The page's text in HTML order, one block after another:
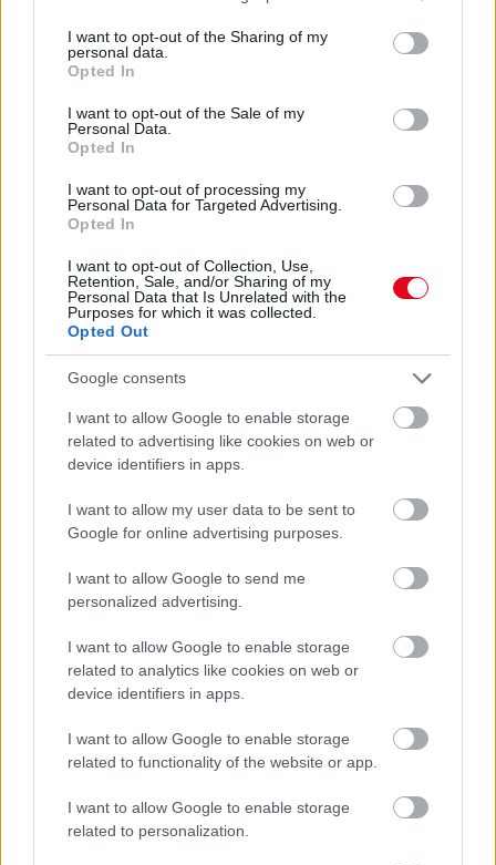
not limited to your visit or usage behaviour. You may click to
grant or deny consent to Google and its third-party tags to
use your data for below specified purposes in below Google
consent section.
I want to opt-out of the Sharing of my
personal data.
Opted In
I want to opt-out of the Sale of my
Personal Data.
Opted In
I want to opt-out of processing my
Personal Data for Targeted Advertising.
Opted In
I want to opt-out of Collection, Use,
Retention, Sale, and/or Sharing of my
Personal Data that Is Unrelated with the
Purposes for which it was collected.
Opted Out
Google consents
I want to allow Google to enable storage
related to advertising like cookies on web or
device identifiers in apps.
I want to allow my user data to be sent to
Google for online advertising purposes.
I want to allow Google to send me
personalized advertising.
I want to allow Google to enable storage
related to analytics like cookies on web or
device identifiers in apps.
I want to allow Google to enable storage
related to functionality of the website or app.
I want to allow Google to enable storage
related to personalization.
NEM A CITROMSAV, AZ ECET VAGY A
SZÓDABIKARBÓNA A LEGERŐSEBB: EZT HASZNÁLJÁK A
SZÁLLODÁKBAN A VÍZKŐ ELLEN
Ez a szer tényleg eltünteti a vízkövet
24 ÓRA TOVÁBBI HÍREI
24 óra
Ha ezt érzed evés után, a szervezeted fontos dologra
próbál figyelmeztetni